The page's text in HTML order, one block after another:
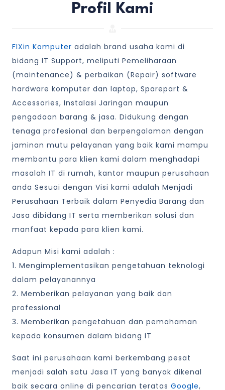
Profil Kami
FIXin Komputer adalah brand usaha kami di
bidang IT Support, meliputi Pemeliharaan
(maintenance) & perbaikan (Repair) software
hardware komputer dan laptop, Sparepart &
Accessories, Instalasi Jaringan maupun
pengadaan barang & jasa. Didukung dengan
tenaga profesional dan berpengalaman dengan
jaminan mutu pelayanan yang baik kami mampu
membantu para klien kami dalam menghadapi
masalah IT di rumah, kantor maupun perusahaan
anda Sesuai dengan Visi kami adalah Menjadi
Perusahaan Terbaik dalam Penyedia Barang dan
Jasa dibidang IT serta memberikan solusi dan
manfaat kepada para klien kami.
Adapun Misi kami adalah :
1. Mengimplementasikan pengetahuan teknologi
dalam pelayanannya
2. Memberikan pelayanan yang baik dan
professional
3. Memberikan pengetahuan dan pemahaman
kepada konsumen dalam bidang IT
Saat ini perusahaan kami berkembang pesat
menjadi salah satu Jasa IT yang banyak dikenal
baik secara online di pencarian teratas Google,